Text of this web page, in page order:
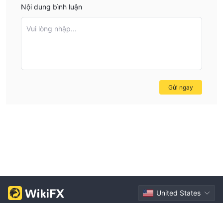
Nội dung bình luận
Vui lòng nhập...
Gửi ngay
United States